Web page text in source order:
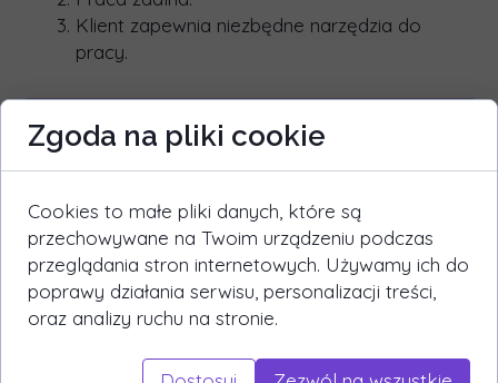
Klient zapewnia niezbędne narzędzia do
pracy.
Co zyskujesz?
Wynajęcie Interim HR Managera to strategiczny
ruch, który pozwala Ci zyskać pełnowartościowe
wsparcie eksperta bez długoterminowych
zobowiązań. To inwestycja w efektywność i
bezpieczeństwo Twojej organizacji. Oto, co
konkretnie zyskujesz:
Zgoda na pliki cookie
Cookies to małe pliki danych, które są
przechowywane na Twoim urządzeniu podczas
przeglądania stron internetowych. Używamy ich do
poprawy działania serwisu, personalizacji treści,
oraz analizy ruchu na stronie.